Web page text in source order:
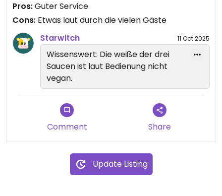
Empfehlung. Das Restaurant ist sehr groß und war
sehr voll als wir Samstagabend da waren,
trotzdem waren die Bedienungen sehr schnell und
freundlich.
Die Auswahl für Veganer ist nicht riesig, aber gut.
Pros:Guter Service
Cons: Etwas laut durch die vielen Gäste
Starwitch
11 Oct 2025
Wissenswert: Die weiße der drei
Saucen ist laut Bedienung nicht
vegan.
Comment Share
Update Listing